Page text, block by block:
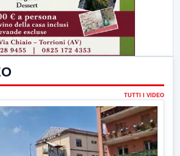
TUTTI I VIDEO